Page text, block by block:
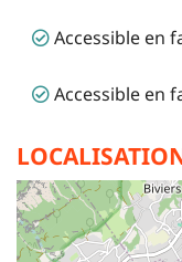
Accessible en
Accessible en